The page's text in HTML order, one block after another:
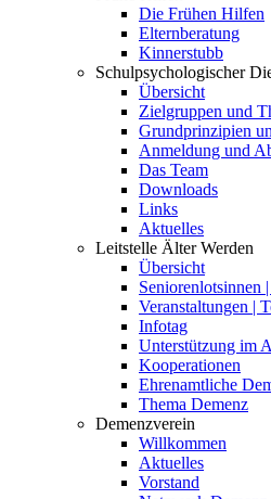
Die Frühen Hilfen
Elternberatung
Kinnerstubb
Schulpsychologischer
Übersicht
Zielgruppen und
Grundprinzipien
Anmeldung und
Das Team
Downloads
Links
Aktuelles
Leitstelle Älter Werden
Übersicht
Seniorenlotsinnen
Veranstaltungen |
Infotag
Unterstützung im
Kooperationen
Ehrenamtliche
Thema Demenz
Demenzverein
Willkommen
Aktuelles
Vorstand